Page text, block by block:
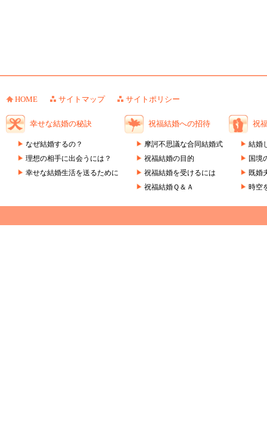
HOME サイトマップ サイトポリシー
幸せな結婚の秘訣
なぜ結婚するの？
理想の相手に出会うには？
幸せな結婚生活を送るために
祝福結婚への招待
摩訶不思議な合同結婚式
祝福結婚の目的
祝福結婚を受けるには
祝福結婚Ｑ＆Ａ
祝
結婚
国境
既婚
時空